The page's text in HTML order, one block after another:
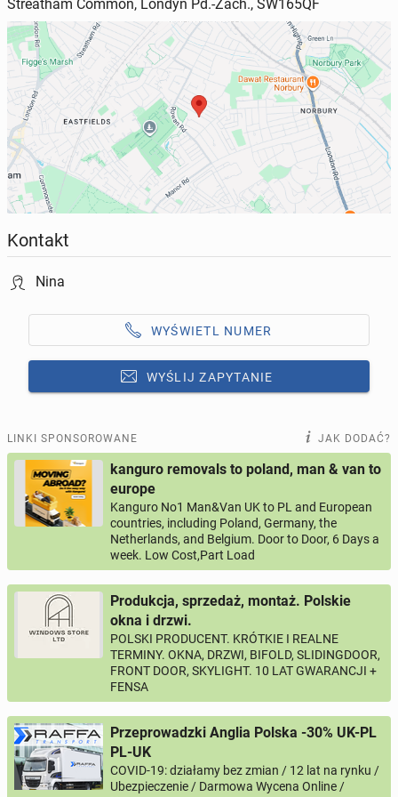
Streatham Common, Londyn Pd.-Zach., SW165QF
Kontakt
Nina
WYŚWIETL NUMER
WYŚLIJ ZAPYTANIE
Odpowiedz na ofertę tego ogłoszenia
Wiadomość
Imię i nazwisko
Twój telefon
Numer telefon wg wzoru NR KIERUNKOWY KRAJU NR TELEFONU , np.:
LINKI SPONSOROWANE JAK DODAĆ?
kanguro removals to poland, man & van to
europe
Kanguro No1 Man&Van UK to PL and European
countries, including Poland, Germany, the
Netherlands, and Belgium. Door to Door, 6 Days a
week. Low Cost,Part Load
Produkcja, sprzedaż, montaż. Polskie
okna i drzwi.
POLSKI PRODUCENT. KRÓTKIE I REALNE
TERMINY. OKNA, DRZWI, BIFOLD, SLIDINGDOOR,
FRONT DOOR, SKYLIGHT. 10 LAT GWARANCJI +
FENSA
Przeprowadzki Anglia Polska -30% UK-PL
PL-UK
COVID-19: działamy bez zmian / 12 lat na rynku /
Ubezpieczenie / Darmowa Wycena Online /